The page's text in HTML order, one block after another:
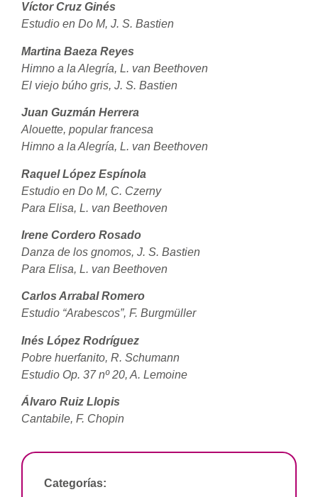
Víctor Cruz Ginés
Estudio en Do M, J. S. Bastien
Martina Baeza Reyes
Himno a la Alegría, L. van Beethoven
El viejo búho gris, J. S. Bastien
Juan Guzmán Herrera
Alouette, popular francesa
Himno a la Alegría, L. van Beethoven
Raquel López Espínola
Estudio en Do M, C. Czerny
Para Elisa, L. van Beethoven
Irene Cordero Rosado
Danza de los gnomos, J. S. Bastien
Para Elisa, L. van Beethoven
Carlos Arrabal Romero
Estudio “Arabescos”, F. Burgmüller
Inés López Rodríguez
Pobre huerfanito, R. Schumann
Estudio Op. 37 nº 20, A. Lemoine
Álvaro Ruiz Llopis
Cantabile, F. Chopin
Categorías: